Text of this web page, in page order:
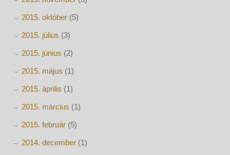
2015. október(5)
2015. július (3)
2015. június (2)
2015. május (1)
2015. április (1)
2015. március (1)
2015. február(5)
2014. december(1)